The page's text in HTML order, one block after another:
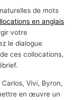
de mots
en anglais
votre
le dialogue
ces collocations,
Vivi, Byron,
en œuvre un